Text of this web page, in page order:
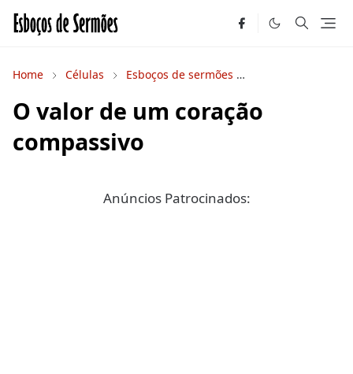
Home Células Esboços de sermões
O valor de um coração
compassivo
Anúncios Patrocinados: